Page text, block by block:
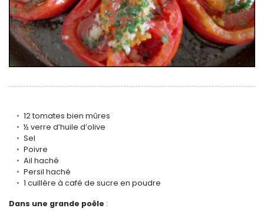
12 tomates bien mûres
½ verre d’huile d’olive
Sel
Poivre
Ail haché
Persil haché
1 cuillère à café de sucre en poudre
Dans une grande poêle :